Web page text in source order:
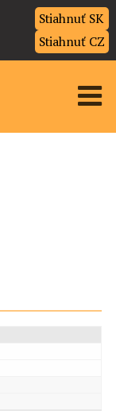
Stiahnuť SK
Stiahnuť CZ